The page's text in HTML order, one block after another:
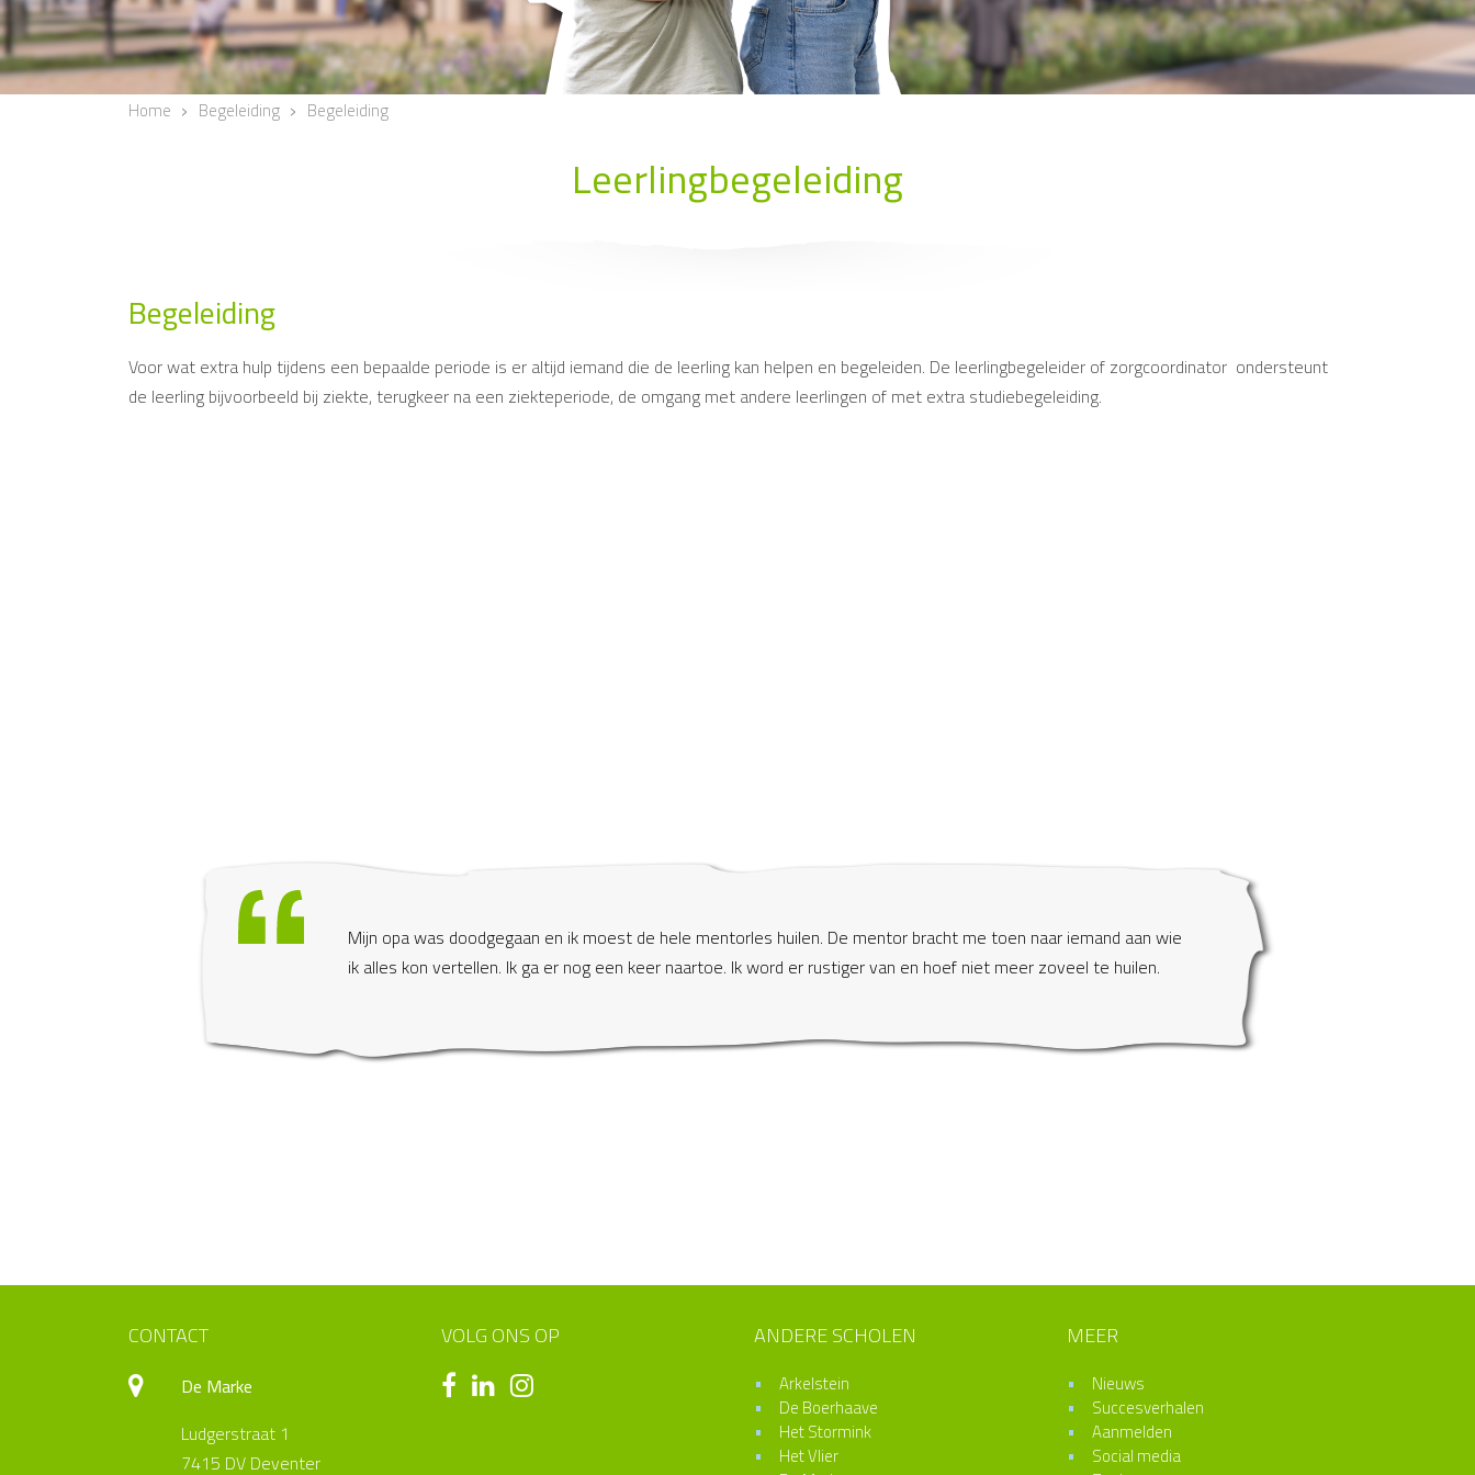
Home Begeleiding Begeleiding
Leerlingbegeleiding
Begeleiding
Voor wat extra hulp tijdens een bepaalde periode is er altijd iemand die de leerling kan helpen en begeleiden. De leerlingbegeleider of zorgcoordinator ondersteunt
de leerling bijvoorbeeld bij ziekte, terugkeer na een ziekteperiode, de omgang met andere leerlingen of met extra studiebegeleiding.
Mijn opa was doodgegaan en ik moest de hele mentorles huilen. De mentor bracht me toen naar iemand aan wie
ik alles kon vertellen. Ik ga er nog een keer naartoe. Ik word er rustiger van en hoef niet meer zoveel te huilen.
CONTACT
De Marke
Ludgerstraat 1
7415 DV Deventer
VOLG ONS OP ANDERE SCHOLEN
Arkelstein
De Boerhaave
Het Stormink
Het Vlier
MEER
Nieuws
Succesverhalen
Aanmelden
Social media